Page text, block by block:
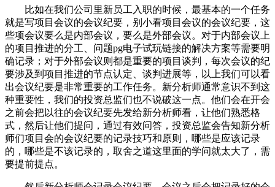
比如在我们公司里新员工入职的时候，最基本的一个任务
就是写项目会议的会议纪要，别小看项目会议的会议纪要，这
些项会议要么是内部会议，要么是外部会议。对于内部会议上
的项目推进的分工、问题pg电子试玩链接的解决方案等需要明
确记录；对于外部会议则都是重要的项目谈判，每次会议的纪
要涉及到项目推进的节点认定、谈判进展等，以上我们可以看
出会议纪要是非常重要的工作任务。新分析师通常意识不到这
种重要性，我们的投资总监们也不说破这一点。他们会在开会
之前会把以往的会议纪要先发给新分析师看，让他们熟悉格
式，然后让他们提问，通过有效问答，投资总监会告知新分析
师们项目会的会议纪要的记录技巧和原则，哪些是应该记录
的，哪些是不该记录的，取舍之道这里面的学问就太大了，需
要提前提点。